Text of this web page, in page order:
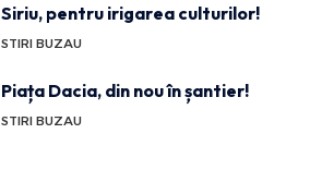
Siriu, pentru irigarea culturilor!
STIRI BUZAU
Piața Dacia, din nou în șantier!
STIRI BUZAU